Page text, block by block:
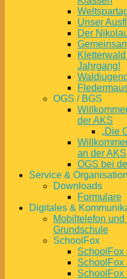
Unser
Der
Jahrgang!
OGS / BGS
der AKS
„Die
an der AKS
OGS bei
Service & Organisation
Downloads
Formulare
Digitales &
Mobiltelefon
Grundschule
SchoolFox
SchoolFox
SchoolFox
SchoolFox